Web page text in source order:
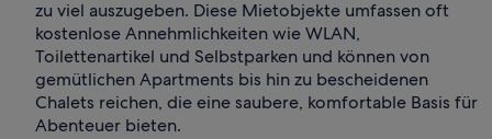
zu viel auszugeben. Diese Mietobjekte umfassen oft
kostenlose Annehmlichkeiten wie WLAN,
Toilettenartikel und Selbstparken und können von
gemütlichen Apartments bis hin zu bescheidenen
Chalets reichen, die eine saubere, komfortable Basis für
Abenteuer bieten.